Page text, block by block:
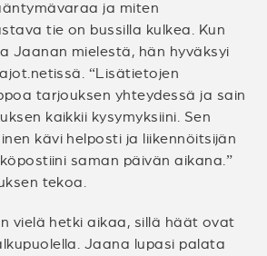
ja miten
tie on bussilla kulkea. Kun
Jaanan mielestä, hän hyväksyi
“Lisätietojen
tarjouksen yhteydessä ja sain
kaikkii kysymyksiini. Sen
kävi helposti ja liikennöitsijän
saman päivän aikana.”
tekoa.
vielä hetki aikaa, sillä häät ovat
Jaana lupasi palata